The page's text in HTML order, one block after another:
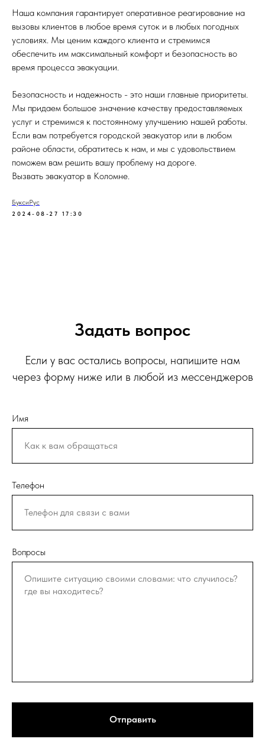
Наша компания гарантирует оперативное реагирование на
вызовы клиентов в любое время суток и в любых погодных
условиях. Мы ценим каждого клиента и стремимся
обеспечить им максимальный комфорт и безопасность во
время процесса эвакуации.
Безопасность и надежность - это наши главные приоритеты.
Мы придаем большое значение качеству предоставляемых
услуг и стремимся к постоянному улучшению нашей работы.
Если вам потребуется городской эвакуатор или в любом
районе области, обратитесь к нам, и мы с удовольствием
поможем вам решить вашу проблему на дороге.
Вызвать эвакуатор в Коломне.
БуксиРус
2024-08-27 17:30
Задать вопрос
Если у вас остались вопросы, напишите нам
через форму ниже или в любой из мессенджеров
Имя
Телефон
Вопросы
Отправить